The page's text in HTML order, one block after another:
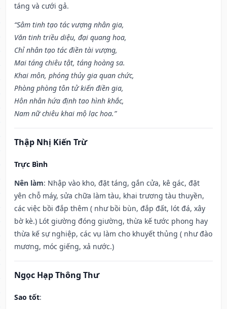
táng và cưới gả.
“Sâm tinh tạo tác vượng nhân gia,
Văn tinh triều diệu, đại quang hoa,
Chỉ nhân tạo tác điền tài vượng,
Mai táng chiêu tật, táng hoàng sa.
Khai môn, phóng thủy gia quan chức,
Phòng phòng tôn tử kiến điền gia,
Hôn nhân hứa định tao hình khắc,
Nam nữ chiêu khai mộ lạc hoa.”
Thập Nhị Kiến Trừ
Trực Bình
Nên làm: Nhập vào kho, đặt táng, gắn cửa, kê gác, đặt
yên chỗ máy, sửa chữa làm tàu, khai trương tàu thuyền,
các việc bồi đắp thêm ( như bồi bùn, đắp đất, lót đá, xây
bờ kè.) Lót giường đóng giường, thừa kế tước phong hay
thừa kế sự nghiệp, các vụ làm cho khuyết thủng ( như đào
mương, móc giếng, xả nước.)
Ngọc Hạp Thông Thư
Sao tốt: